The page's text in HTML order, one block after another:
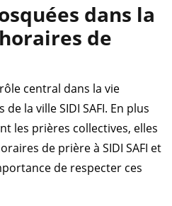
dans la
de
central dans la vie
la ville SIDI SAFI. En plus
les prières collectives, elles
de prière à SIDI SAFI et
de respecter ces